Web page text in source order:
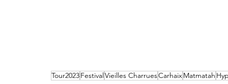
Tour2023FestivalVieilles CharruesCarhaixMatmatah